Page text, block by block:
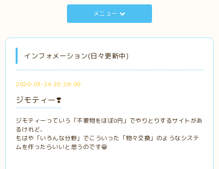
メニュー
インフォメーション(日々更新中)
2020-03-24 20:26:00
ジモティー❣️
ジモティーっていう「不要物をほぼ0円」でやりとりするサイトがあ
るけれど、
もはや「いろんな分野」でこういった「物々交換」のようなシステ
ムを作ったらいいと思うのです😁